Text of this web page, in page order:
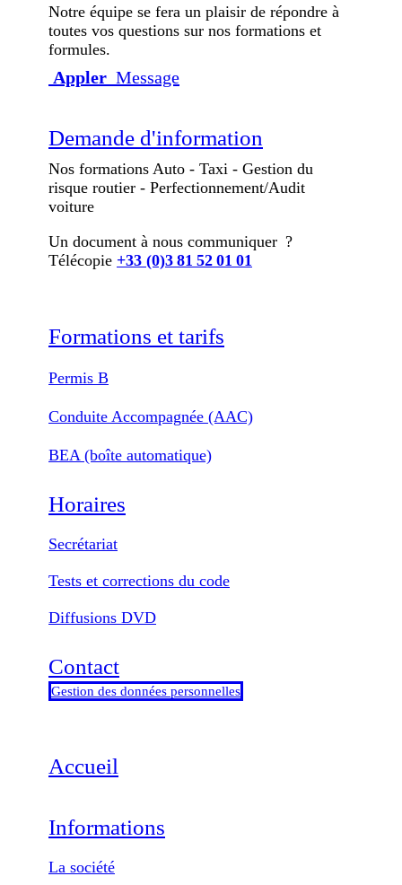
Notre équipe se fera un plaisir de répondre à
toutes vos questions sur nos formations et
formules.
Appler Message
Demande d'information
Nos formations Auto - Taxi - Gestion du
risque routier - Perfectionnement/Audit
voiture
Un document à nous communiquer ?
Télécopie +33 (0)3 81 52 01 01
Formations et tarifs
Permis B
Conduite Accompagnée (AAC)
BEA (boîte automatique)
Horaires
Secrétariat
Tests et corrections du code
Diffusions DVD
Contact
Gestion des données personnelles
Accueil
Informations
La société